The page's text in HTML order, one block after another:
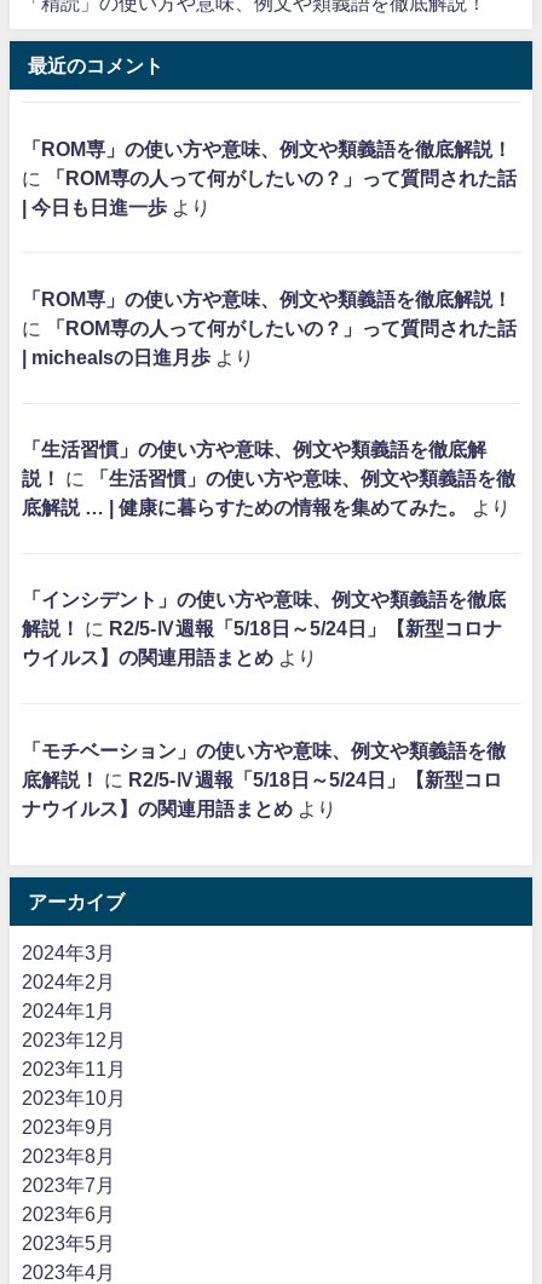
最近のコメント
「ROM専」の使い方や意味、例文や類義語を徹底解説！
に
「ROM専の人って何がしたいの？」って質問された話
| 今日も日進一歩 より
「ROM専」の使い方や意味、例文や類義語を徹底解説！
に
「ROM専の人って何がしたいの？」って質問された話
| michealsの日進月歩 より
「生活習慣」の使い方や意味、例文や類義語を徹底解
説！
に
「生活習慣」の使い方や意味、例文や類義語を徹
底解説 … | 健康に暮らすための情報を集めてみた。
より
「インシデント」の使い方や意味、例文や類義語を徹底
解説！
に R2/5-Ⅳ週報「5/18日～5/24日」【新型コロナ
ウイルス】の関連用語まとめ より
「モチベーション」の使い方や意味、例文や類義語を徹
底解説！
に R2/5-Ⅳ週報「5/18日～5/24日」【新型コロ
ナウイルス】の関連用語まとめ より
アーカイブ
2024年3月
2024年2月
2024年1月
2023年12月
2023年11月
2023年10月
2023年9月
2023年8月
2023年7月
2023年6月
2023年5月
2023年4月